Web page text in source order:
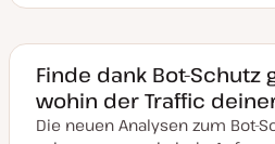
a
u
a
k
t
u
a
Finde dank Bot-Schutz
wohin der Traffic
Die neuen Analysen zum Bot-